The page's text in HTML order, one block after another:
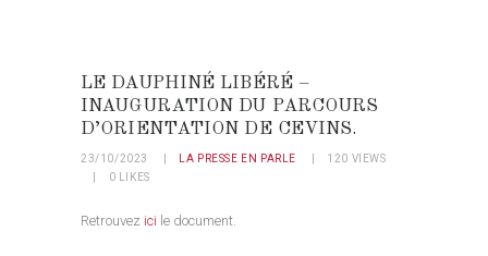
LE DAUPHINÉ LIBÉRÉ –
INAUGURATION DU PARCOURS
D’ORIENTATION DE CEVINS.
23/10/2023 LA PRESSE EN PARLE 120 VIEWS
0
LIKES
Retrouvez ici le document.